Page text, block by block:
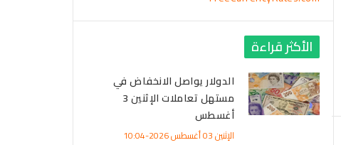
بـ 15.2 مليار جنيه.. الرعاية الصحية والأدوية
يتصدر تداولات البورصة المصرية خلال
الأسبوع
أسواق مال-الجمعة 07 أغسطس 2026-06:17
مليار جنيه..
الأكثر قراءة
الدولار يواصل الانخفاض في
مستهل تعاملات الإثنين 3
أغسطس
الإثنين 03 أغسطس 2026-10:04